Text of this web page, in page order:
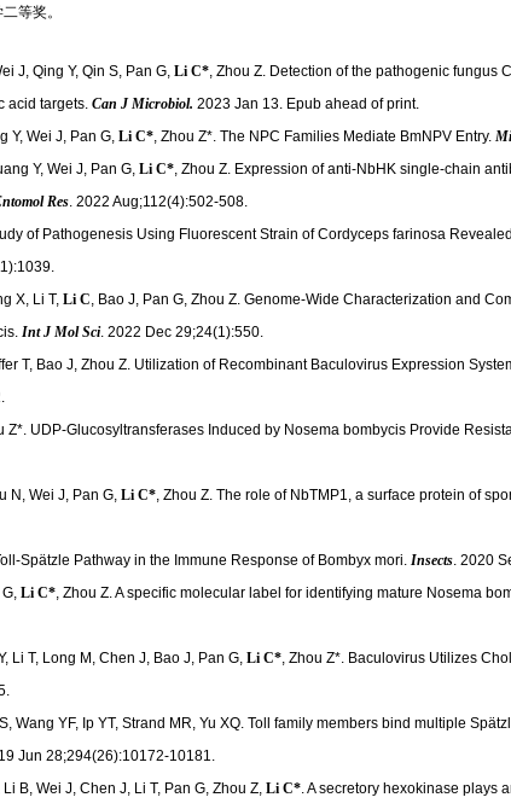
等奖。
J, Qing Y, Qin S, Pan G, Li C*, Zhou Z. Detection of the pathogenic fungus
acid targets. Can J Microbiol. 2023 Jan 13. Epub ahead of print.
Y, Wei J, Pan G, Li C*, Zhou Z*. The NPC Families Mediate BmNPV Entry.
Y, Wei J, Pan G, Li C*, Zhou Z. Expression of anti-NbHK single-chain
Res. 2022 Aug;112(4):502-508.
of Pathogenesis Using Fluorescent Strain of Cordyceps farinosa
X, Li T, Li C, Bao J, Pan G, Zhou Z. Genome-Wide Characterization and
Int J Mol Sci. 2022 Dec 29;24(1):550.
T, Bao J, Zhou Z. Utilization of Recombinant Baculovirus Expression
Z*. UDP-Glucosyltransferases Induced by Nosema bombycis Provide
N, Wei J, Pan G, Li C*, Zhou Z. The role of NbTMP1, a surface protein of
Spätzle Pathway in the Immune Response of Bombyx mori. Insects. 2020
Li C*, Zhou Z. A specific molecular label for identifying mature Nosema
Li T, Long M, Chen J, Bao J, Pan G, Li C*, Zhou Z*. Baculovirus Utilizes
Wang YF, Ip YT, Strand MR, Yu XQ. Toll family members bind multiple
Jun 28;294(26):10172-10181.
B, Wei J, Chen J, Li T, Pan G, Zhou Z, Li C*. A secretory hexokinase plays